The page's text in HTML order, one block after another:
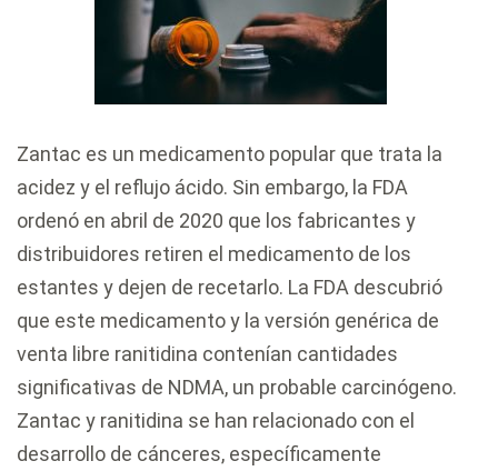
Zantac es un medicamento popular que trata la
acidez y el reflujo ácido. Sin embargo, la FDA
ordenó en abril de 2020 que los fabricantes y
distribuidores retiren el medicamento de los
estantes y dejen de recetarlo. La FDA descubrió
que este medicamento y la versión genérica de
venta libre ranitidina contenían cantidades
significativas de NDMA, un probable carcinógeno.
Zantac y ranitidina se han relacionado con el
desarrollo de cánceres, específicamente